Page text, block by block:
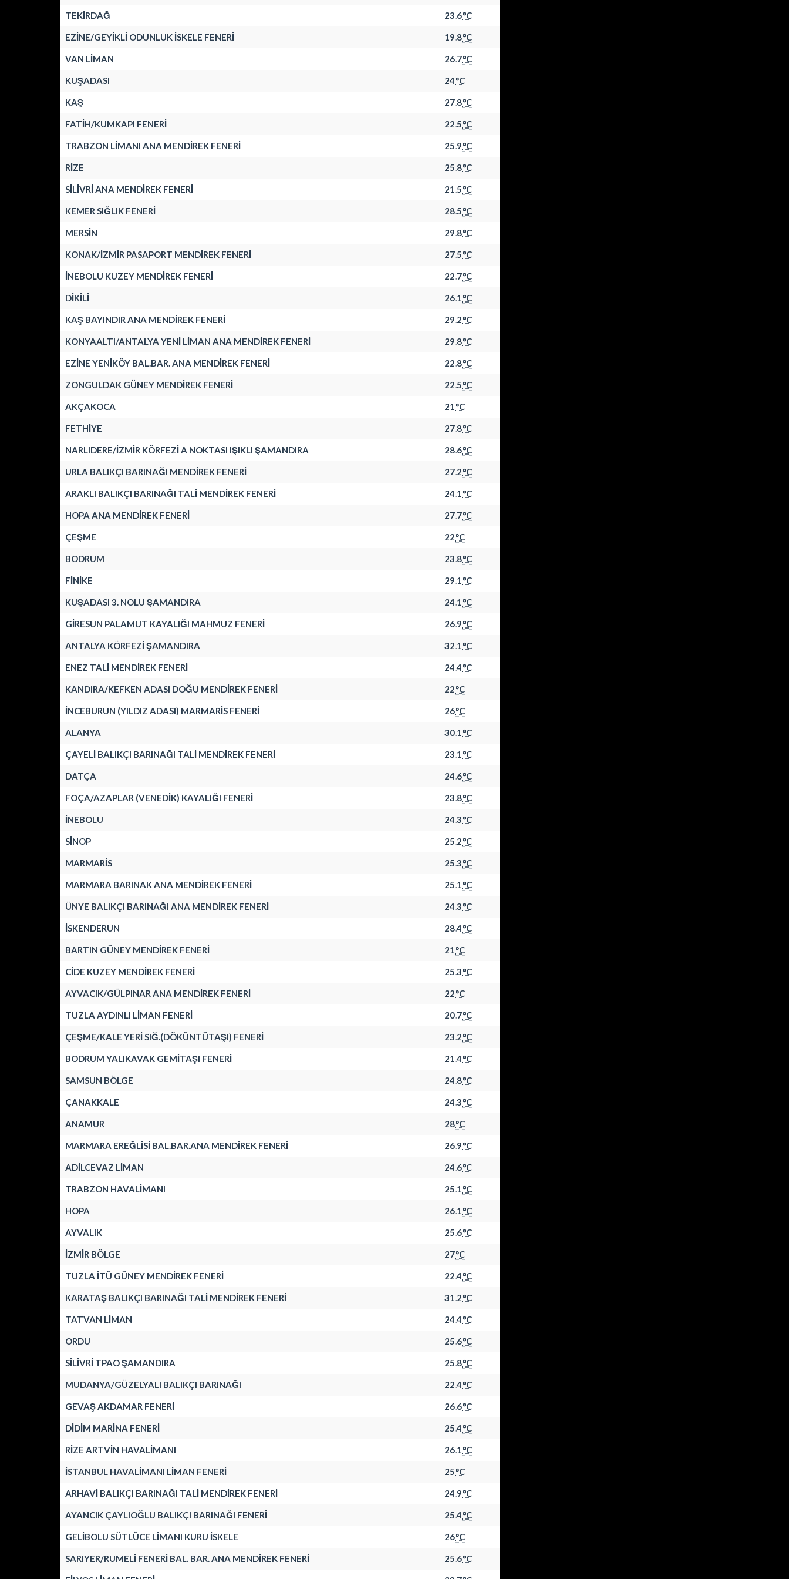
TEKİRDAĞ 23.6°C
EZİNE/GEYİKLİ ODUNLUK İSKELE FENERİ 19.8°C
VAN LİMAN 26.7°C
KUŞADASI 24°C
KAŞ 27.8°C
FATİH/KUMKAPI FENERİ 22.5°C
TRABZON LİMANI ANA MENDİREK FENERİ 25.9°C
RİZE 25.8°C
SİLİVRİ ANA MENDİREK FENERİ 21.5°C
KEMER SIĞLIK FENERİ 28.5°C
MERSİN 29.8°C
KONAK/İZMİR PASAPORT MENDİREK FENERİ 27.5°C
İNEBOLU KUZEY MENDİREK FENERİ 22.7°C
DİKİLİ 26.1°C
KAŞ BAYINDIR ANA MENDİREK FENERİ 29.2°C
KONYAALTI/ANTALYA YENİ LİMAN ANA MENDİREK FENERİ 29.8°C
EZİNE YENİKÖY BAL.BAR. ANA MENDİREK FENERİ 22.8°C
ZONGULDAK GÜNEY MENDİREK FENERİ 22.5°C
AKÇAKOCA 21°C
FETHİYE 27.8°C
NARLIDERE/İZMİR KÖRFEZİ A NOKTASI IŞIKLI ŞAMANDIRA 28.6°C
URLA BALIKÇI BARINAĞI MENDİREK FENERİ 27.2°C
ARAKLI BALIKÇI BARINAĞI TALİ MENDİREK FENERİ 24.1°C
HOPA ANA MENDİREK FENERİ 27.7°C
ÇEŞME 22°C
BODRUM 23.8°C
FİNİKE 29.1°C
KUŞADASI 3. NOLU ŞAMANDIRA 24.1°C
GİRESUN PALAMUT KAYALIĞI MAHMUZ FENERİ 26.9°C
ANTALYA KÖRFEZİ ŞAMANDIRA 32.1°C
ENEZ TALİ MENDİREK FENERİ 24.4°C
KANDIRA/KEFKEN ADASI DOĞU MENDİREK FENERİ 22°C
İNCEBURUN (YILDIZ ADASI) MARMARİS FENERİ 26°C
ALANYA 30.1°C
ÇAYELİ BALIKÇI BARINAĞI TALİ MENDİREK FENERİ 23.1°C
DATÇA 24.6°C
FOÇA/AZAPLAR (VENEDİK) KAYALIĞI FENERİ 23.8°C
İNEBOLU 24.3°C
SİNOP 25.2°C
MARMARİS 25.3°C
MARMARA BARINAK ANA MENDİREK FENERİ 25.1°C
ÜNYE BALIKÇI BARINAĞI ANA MENDİREK FENERİ 24.3°C
İSKENDERUN 28.4°C
BARTIN GÜNEY MENDİREK FENERİ 21°C
CİDE KUZEY MENDİREK FENERİ 25.3°C
AYVACIK/GÜLPINAR ANA MENDİREK FENERİ 22°C
TUZLA AYDINLI LİMAN FENERİ 20.7°C
ÇEŞME/KALE YERİ SIĞ.(DÖKÜNTÜTAŞI) FENERİ 23.2°C
BODRUM YALIKAVAK GEMİTAŞI FENERİ 21.4°C
SAMSUN BÖLGE 24.8°C
ÇANAKKALE 24.3°C
ANAMUR 28°C
MARMARA EREĞLİSİ BAL.BAR.ANA MENDİREK FENERİ 26.9°C
ADİLCEVAZ LİMAN 24.6°C
TRABZON HAVALİMANI 25.1°C
HOPA 26.1°C
AYVALIK 25.6°C
İZMİR BÖLGE 27°C
TUZLA İTÜ GÜNEY MENDİREK FENERİ 22.4°C
KARATAŞ BALIKÇI BARINAĞI TALİ MENDİREK FENERİ 31.2°C
TATVAN LİMAN 24.4°C
ORDU 25.6°C
SİLİVRİ TPAO ŞAMANDIRA 25.8°C
MUDANYA/GÜZELYALI BALIKÇI BARINAĞI 22.4°C
GEVAŞ AKDAMAR FENERİ 26.6°C
DİDİM MARİNA FENERİ 25.4°C
RİZE ARTVİN HAVALİMANI 26.1°C
İSTANBUL HAVALİMANI LİMAN FENERİ 25°C
ARHAVİ BALIKÇI BARINAĞI TALİ MENDİREK FENERİ 24.9°C
AYANCIK ÇAYLIOĞLU BALIKÇI BARINAĞI FENERİ 25.4°C
GELİBOLU SÜTLÜCE LİMANI KURU İSKELE 26°C
SARIYER/RUMELİ FENERİ BAL. BAR. ANA MENDİREK FENERİ 25.6°C